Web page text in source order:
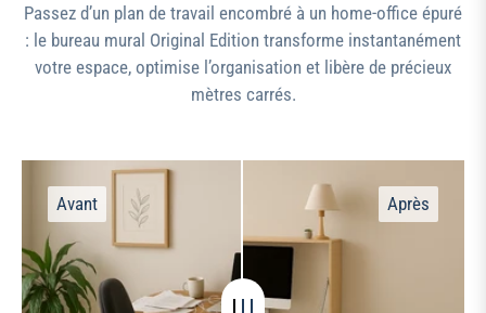
Passez d’un plan de travail encombré à un home-office épuré
: le bureau mural Original Edition transforme instantanément
votre espace, optimise l’organisation et libère de précieux
mètres carrés.